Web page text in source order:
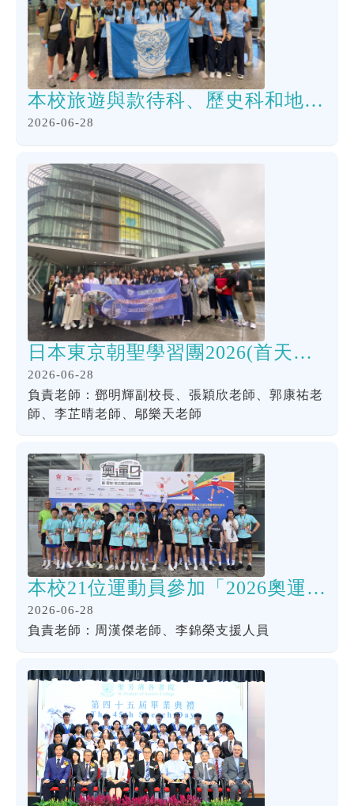
本校旅遊與款待科、歷史科和地理科的「法國巴黎旅遊計劃實踐」出發，9天旅程正式開展。
2026-06-28
日本東京朝聖學習團2026(首天行程)
2026-06-28
負責老師：鄧明輝副校長、張穎欣老師、郭康祐老
師、李芷晴老師、鄔樂天老師
本校21位運動員參加「2026奧運日暨愛知-名古屋奧運歡樂跑」
2026-06-28
負責老師：周漢傑老師、李錦榮支援人員